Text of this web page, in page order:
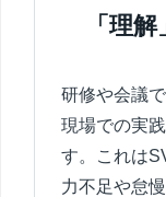
「理
研修や会議
現場での実
す。これは
力不足や怠